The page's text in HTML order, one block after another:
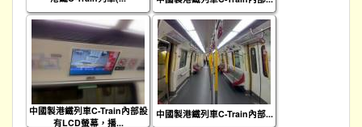
中國製港鐵列車C-Train內部設
有LCD螢幕，播...
中國製港鐵列車C-Train內部...